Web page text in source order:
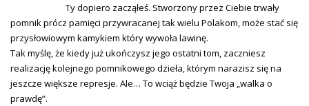
Ty dopiero zacząłeś. Stworzony przez Ciebie trwały
pomnik prócz pamięci przywracanej tak wielu Polakom, może stać się
przysłowiowym kamykiem który wywoła lawinę.
Tak myślę, że kiedy już ukończysz jego ostatni tom, zaczniesz
realizację kolejnego pomnikowego dzieła, którym narazisz się na
jeszcze większe represje. Ale… To wciąż będzie Twoja „walka o
prawdę”.